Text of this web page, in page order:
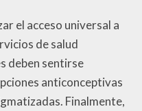
el acceso universal a
de salud
deben sentirse
anticonceptivas
Finalmente,